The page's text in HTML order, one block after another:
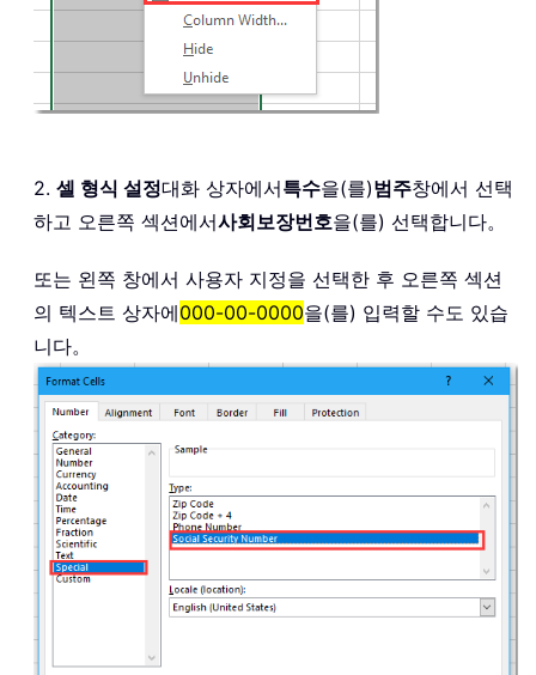
2. 셀 형식 설정대화 상자에서특수을(를)범주창에서 선택
하고 오른쪽 섹션에서사회보장번호을(를) 선택합니다。
또는 왼쪽 창에서 사용자 지정을 선택한 후 오른쪽 섹션
의 텍스트 상자에000-00-0000을(를) 입력할 수도 있습
니다。